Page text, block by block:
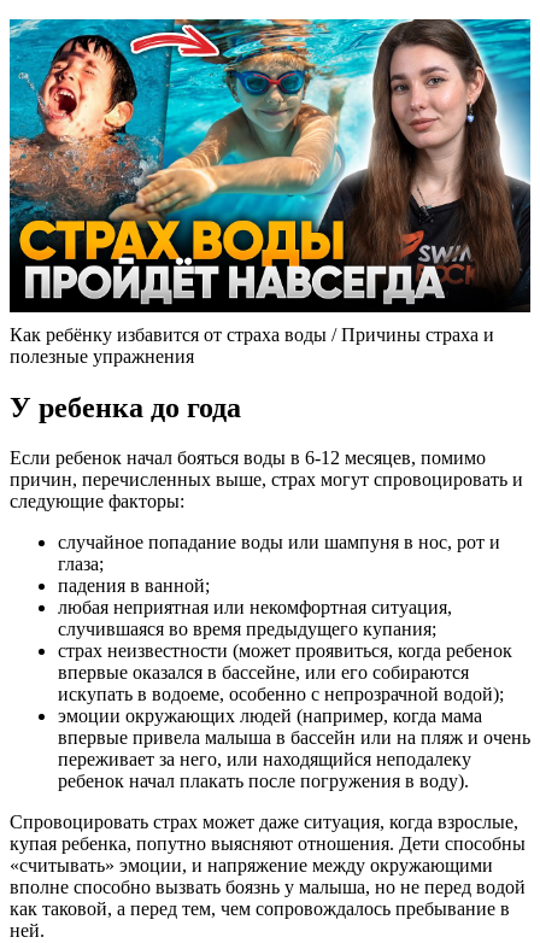
Как ребёнку избавится от страха воды / Причины страха и
полезные упражнения
У ребенка до года
Если ребенок начал бояться воды в 6-12 месяцев, помимо
причин, перечисленных выше, страх могут спровоцировать и
следующие факторы:
случайное попадание воды или шампуня в нос, рот и
глаза;
падения в ванной;
любая неприятная или некомфортная ситуация,
случившаяся во время предыдущего купания;
страх неизвестности (может проявиться, когда ребенок
впервые оказался в бассейне, или его собираются
искупать в водоеме, особенно с непрозрачной водой);
эмоции окружающих людей (например, когда мама
впервые привела малыша в бассейн или на пляж и очень
переживает за него, или находящийся неподалеку
ребенок начал плакать после погружения в воду).
Спровоцировать страх может даже ситуация, когда взрослые,
купая ребенка, попутно выясняют отношения. Дети способны
«считывать» эмоции, и напряжение между окружающими
вполне способно вызвать боязнь у малыша, но не перед водой
как таковой, а перед тем, чем сопровождалось пребывание в
ней.